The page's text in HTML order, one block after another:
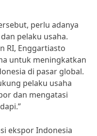
perlu adanya
pelaku usaha.
RI, Enggartiasto
untuk meningkatkan
di pasar global.
pelaku usaha
dan mengatasi
ekspor Indonesia